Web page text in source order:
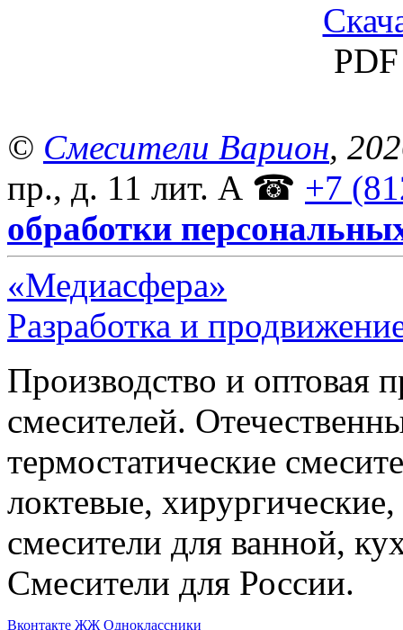
© Смесители Варион,
пр., д. 11 лит. А ☎ +7
обработки
«Медиасфера»
Разработка и
Производство и оптовая
смесителей.
термостатические
локтевые,
смесители для ванной,
Смесители для России.
Bконтакте ЖЖ Одноклассники